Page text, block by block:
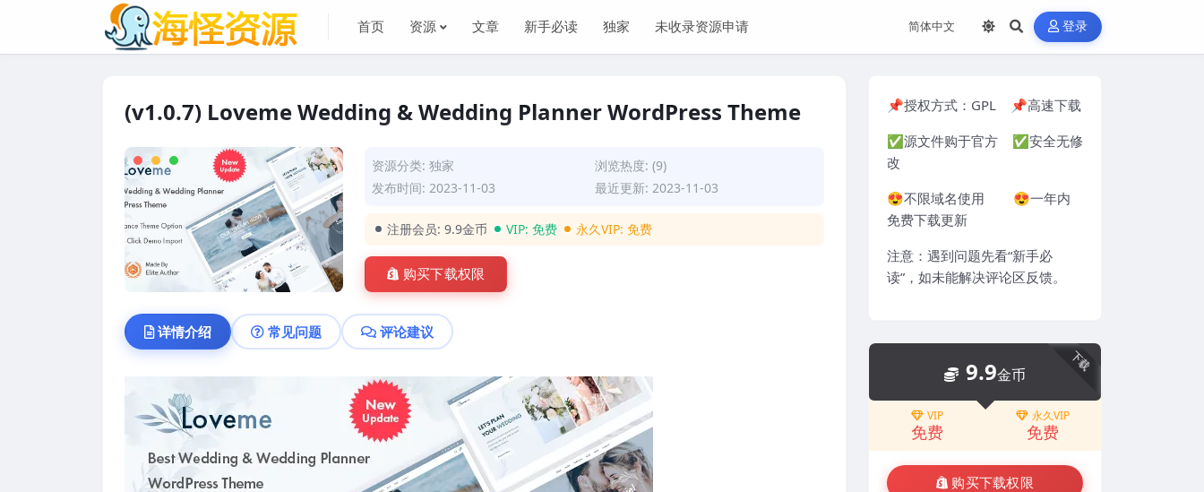
首页 资源 文章 新手必读 独家 未收录资源申请 登录
(v1.0.7) Loveme Wedding & Wedding Planner WordPress Theme
资源分类:独家
浏览热度: (9)
发布时间: 2023-11-03
最近更新: 2023-11-03
注册会员:9.9金币 VIP:免费 永久VIP:免费
购买下载权限
详情介绍 常见问题 评论建议
📌授权方式： GPL 📌高速下载
✅源文件购于官方 ✅安全无修
改
😍不限域名使用 😍一年内
免费下载更新
注意：遇到问题先看“新手必
读”，如未能解决评论区反馈。
下载
9.9金币
VIP
免费
永久VIP
免费
购买下载权限